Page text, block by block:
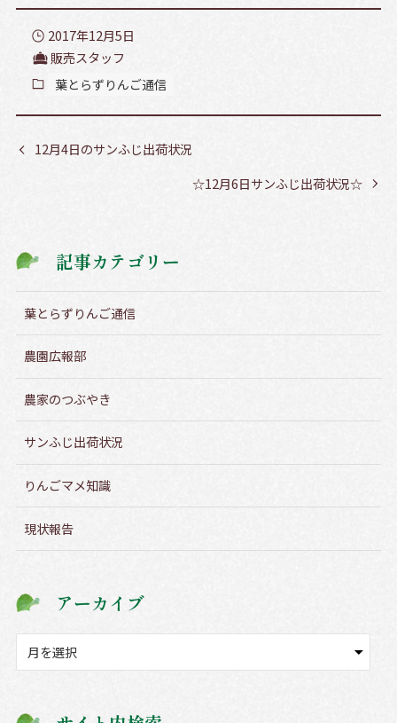
2017年12月5日
販売スタッフ
葉とらずりんご通信
12月4日のサンふじ出荷状況
☆12月6日サンふじ出荷状況☆
記事カテゴリー
葉とらずりんご通信
農園広報部
農家のつぶやき
サンふじ出荷状況
りんごマメ知識
現状報告
アーカイブ
イ